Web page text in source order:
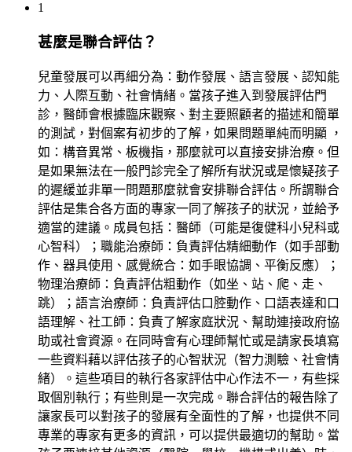
1
甚麼是聯合評估？
兒童發展可以再細分為：動作發展、語言發展、認知能
力、人際互動、社會情緒。當孩子進入到發展評估門
診，醫師會根據臨床觀察、對主要照顧者的描述和簡單
的測試，對個案有初步的了解，如果問題單純而明顯 ，
如：構音異常、板機指，那麼就可以直接安排治療。但
是如果無法在一般門診完全了解所有狀況或是懷疑孩子
的遲緩並非單一問題那麼就會安排聯合評估。所謂聯合
評估是集合各方面的專家一同了解孩子的狀況，並給予
適當的建議。成員包括：醫師（可能是復健科小兒科或
心智科）；職能治療師：負責評估精細動作（如手部動
作、器具使用、感覺統合：如手眼協調、平衡反應）；
物理治療師：負責評估粗動作（如坐、站、爬、走、
跳）；語言治療師：負責評估口腔動作、口語表達和口
語理解、社工師：負責了解家庭狀況、幫助連接政府協
助或社會資源。在同時會有心理師幫忙或是請家長填寫
一些資料藉以評估孩子的心智狀況（智力測驗、社會情
緒）。這些項目的執行各家評估中心作法不一，有些採
取個別執行；有些則是一次完成。聯合評估的報告除了
讓家長可以對孩子的發展有全面性的了解，也提供不同
專業的專家有更多的資訊，可以提供最適切的幫助。當